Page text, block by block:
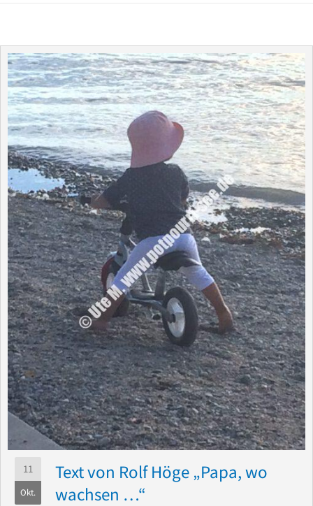
11
Okt.
Text von Rolf Höge „Papa, wo
wachsen …“